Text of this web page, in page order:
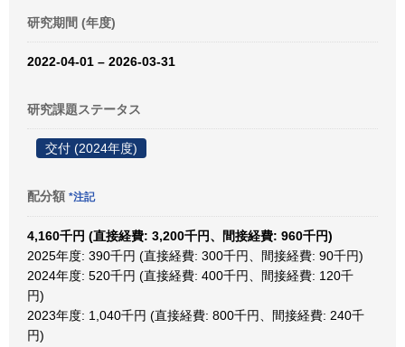
研究期間 (年度)
2022-04-01 – 2026-03-31
研究課題ステータス
交付 (2024年度)
配分額 *注記
4,160千円 (直接経費: 3,200千円、間接経費: 960千円)
2025年度: 390千円 (直接経費: 300千円、間接経費: 90千円)
2024年度: 520千円 (直接経費: 400千円、間接経費: 120千
円)
2023年度: 1,040千円 (直接経費: 800千円、間接経費: 240千
円)